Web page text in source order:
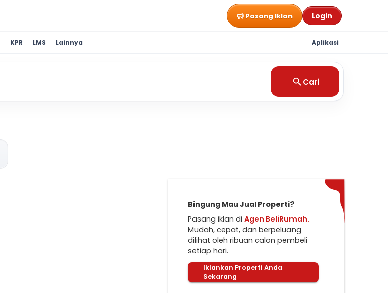
Pasang Iklan Login
KPR LMS Lainnya Aplikasi
Cari
Bingung Mau Jual Properti?
Pasang iklan di Agen BeliRumah.
Mudah, cepat, dan berpeluang
dilihat oleh ribuan calon pembeli
setiap hari.
Iklankan Properti Anda
Sekarang